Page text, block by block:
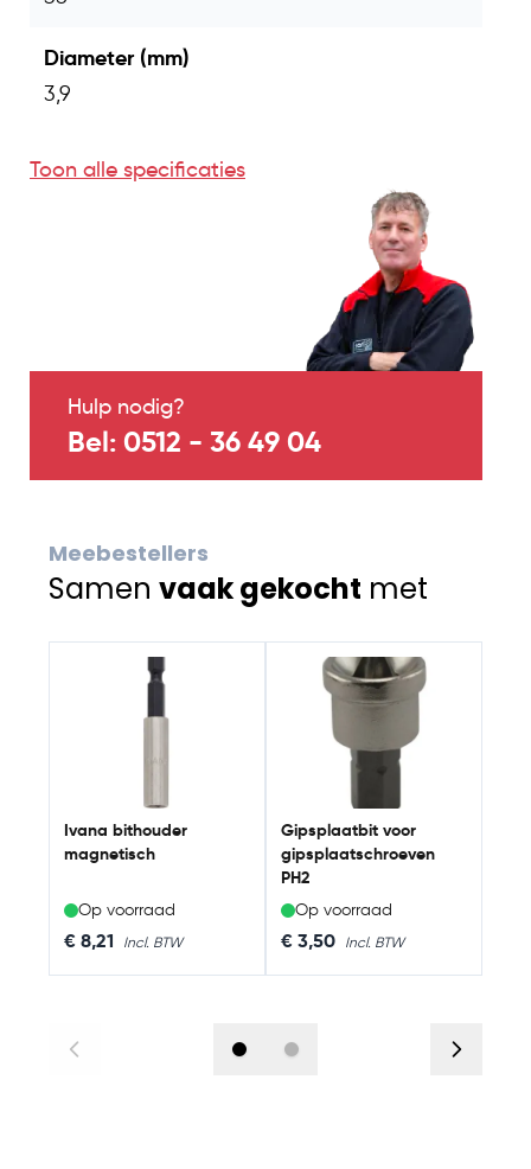
Diameter (mm)
3,9
Toon alle specificaties
Hulp nodig?
Bel: 0512 - 36 49 04
Meebestellers
Samen vaak gekocht met
Navigating through the elements of the carousel is
Press to skip carousel
Press to go to carousel navigation
Ivana bithouder
magnetisch
Op voorraad
€ 8,21
Gipsplaatbit voor
gipsplaatschroeven
PH2
Op voorraad
€ 3,50